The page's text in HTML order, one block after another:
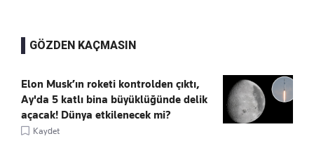
GÖZDEN KAÇMASIN
Elon Musk’ın roketi kontrolden çıktı,
Ay'da 5 katlı bina büyüklüğünde delik
açacak! Dünya etkilenecek mi?
Kaydet